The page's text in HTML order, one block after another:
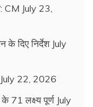
CM July 23,
दिए निर्देश July
July 22, 2026
के 71 लक्ष्य पूर्ण July